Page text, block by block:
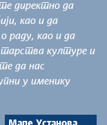
директно да
као и да
раду, као и да
културе и
да нас
у именику